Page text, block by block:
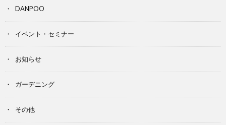
DANPOO
イベント・セミナー
お知らせ
ガーデニング
その他